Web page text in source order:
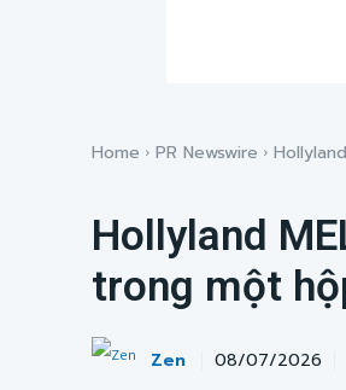
Home PR Newswire
Hollyland
trong một
Zen 08/07/2026